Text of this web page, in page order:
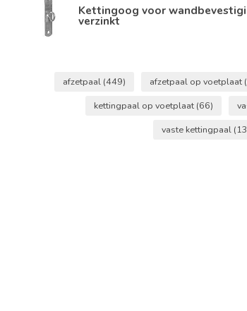
Kettingoog voor
verzinkt
afzetpaal (449) afzetpaal op voetplaat
kettingpaal op voetplaat (66)
vaste kettingpaal